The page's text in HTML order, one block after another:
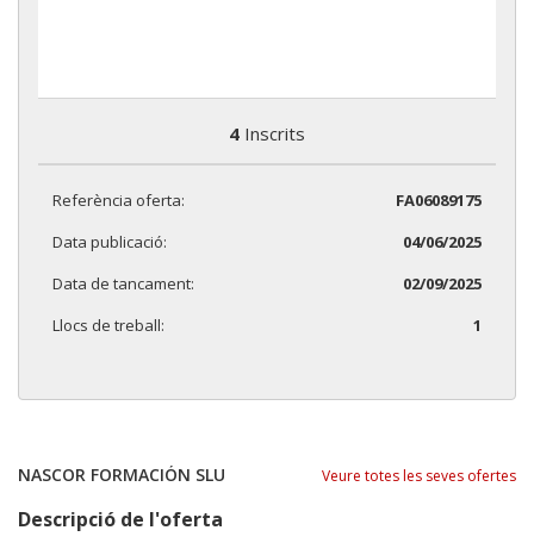
4 Inscrits
Referència oferta:
FA06089175
Data publicació:
04/06/2025
Data de tancament:
02/09/2025
Llocs de treball:
1
NASCOR FORMACIÓN SLU Veure totes les seves ofertes
Descripció de l'oferta